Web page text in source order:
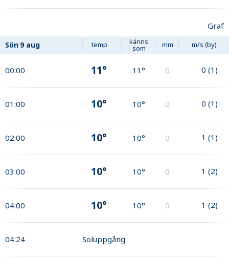
Graf
Sön 9 aug temp känns
som mm m/s (by)
00:00 11° 11° 0 0 (1)
01:00 10° 10° 0 0 (1)
02:00 10° 10° 0 1 (1)
03:00 10° 10° 0 1 (2)
04:00 10° 10° 0 1 (2)
04:24 Soluppgång